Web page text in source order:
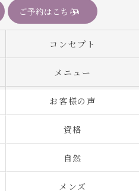
ご予約はこちら
コンセプト
メニュー
お客様の声
資格
自然
メンズ